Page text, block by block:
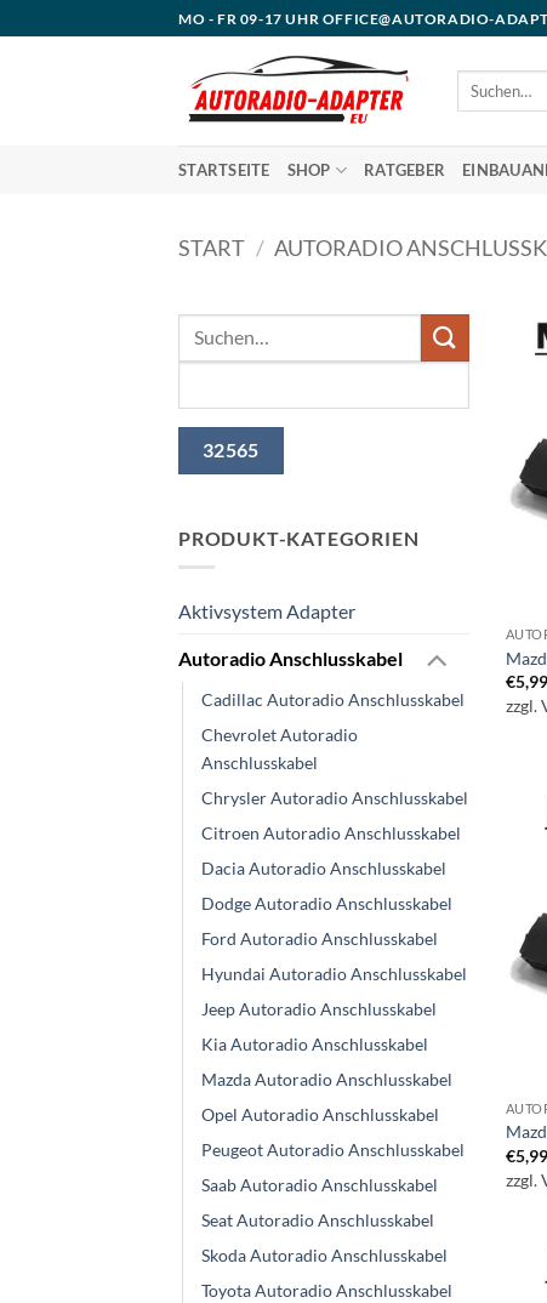
Inhalt
MO - FR 09-17 UHR OFFICE@AUTORADIO-
Suchen
STARTSEITE SHOP RATGEBER
START / AUTORADIO
PRODUKT-KATEGORIEN
Aktivsystem Adapter
Autoradio Anschlusskabel
Cadillac Autoradio Anschlusskabel
Chevrolet Autoradio
Anschlusskabel
Chrysler Autoradio Anschlusskabel
Citroen Autoradio Anschlusskabel
Dacia Autoradio Anschlusskabel
Dodge Autoradio Anschlusskabel
Ford Autoradio Anschlusskabel
Hyundai Autoradio Anschlusskabel
Jeep Autoradio Anschlusskabel
Kia Autoradio Anschlusskabel
Mazda Autoradio Anschlusskabel
Opel Autoradio Anschlusskabel
Peugeot Autoradio Anschlusskabel
Saab Autoradio Anschlusskabel
Seat Autoradio Anschlusskabel
Skoda Autoradio Anschlusskabel
Toyota Autoradio Anschlusskabel
€5,99
zzgl.
€5,99
zzgl.